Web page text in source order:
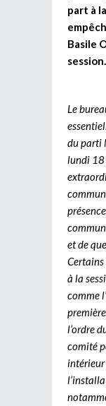
part à
Basile
session.
Le
du parti
lundi 18
et de
à la
comme
l’ordre
comité